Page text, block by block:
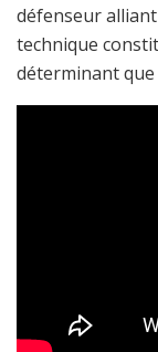
défenseur
technique
déterminant